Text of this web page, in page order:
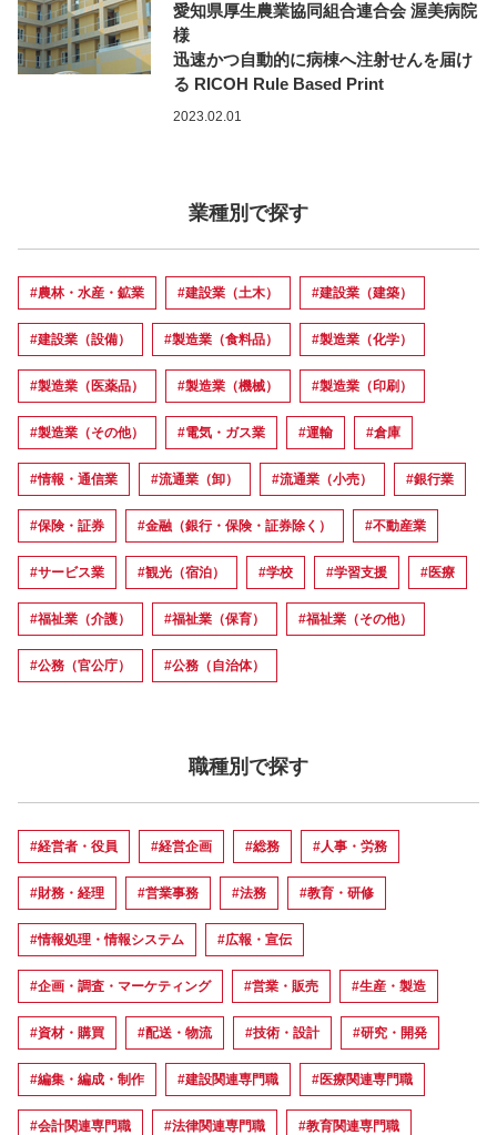
愛知県厚生農業協同組合連合会 渥美病院
様
迅速かつ自動的に病棟へ注射せんを届け
る RICOH Rule Based Print
2023.02.01
業種別で探す
#農林・水産・鉱業 #建設業（土木） #建設業（建築）
#建設業（設備） #製造業（食料品） #製造業（化学）
#製造業（医薬品） #製造業（機械） #製造業（印刷）
#製造業（その他） #電気・ガス業 #運輸 #倉庫
#情報・通信業 #流通業（卸） #流通業（小売） #銀行業
#保険・証券 #金融（銀行・保険・証券除く） #不動産業
#サービス業 #観光（宿泊） #学校 #学習支援 #医療
#福祉業（介護） #福祉業（保育） #福祉業（その他）
#公務（官公庁） #公務（自治体）
職種別で探す
#経営者・役員 #経営企画 #総務 #人事・労務
#財務・経理 #営業事務 #法務 #教育・研修
#情報処理・情報システム #広報・宣伝
#企画・調査・マーケティング #営業・販売 #生産・製造
#資材・購買 #配送・物流 #技術・設計 #研究・開発
#編集・編成・制作 #建設関連専門職 #医療関連専門職
#会計関連専門職 #法律関連専門職 #教育関連専門職